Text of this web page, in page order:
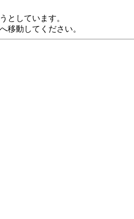
としています。
移動してください。